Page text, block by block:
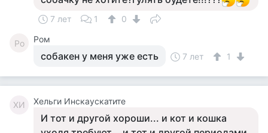
7 лет 1 0
Ро Ром
собакен у меня уже есть 7 лет 1
ХИ Хельги Инскаускатите
И тот и другой хороши... и кот и кошка